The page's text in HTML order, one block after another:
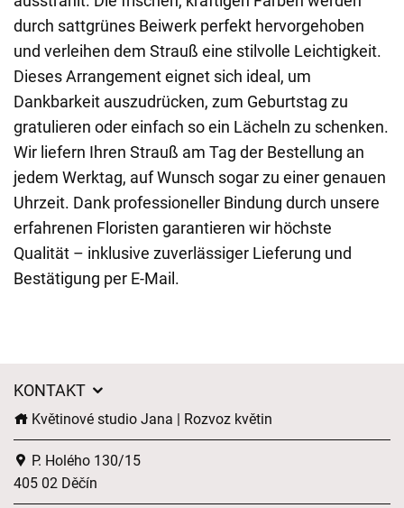
durch sattgrünes Beiwerk perfekt hervorgehoben
und verleihen dem Strauß eine stilvolle Leichtigkeit.
Dieses Arrangement eignet sich ideal, um
Dankbarkeit auszudrücken, zum Geburtstag zu
gratulieren oder einfach so ein Lächeln zu schenken.
Wir liefern Ihren Strauß am Tag der Bestellung an
jedem Werktag, auf Wunsch sogar zu einer genauen
Uhrzeit. Dank professioneller Bindung durch unsere
erfahrenen Floristen garantieren wir höchste
Qualität – inklusive zuverlässiger Lieferung und
Bestätigung per E-Mail.
KONTAKT
Květinové studio Jana | Rozvoz květin
P. Holého 130/15
405 02 Děčín